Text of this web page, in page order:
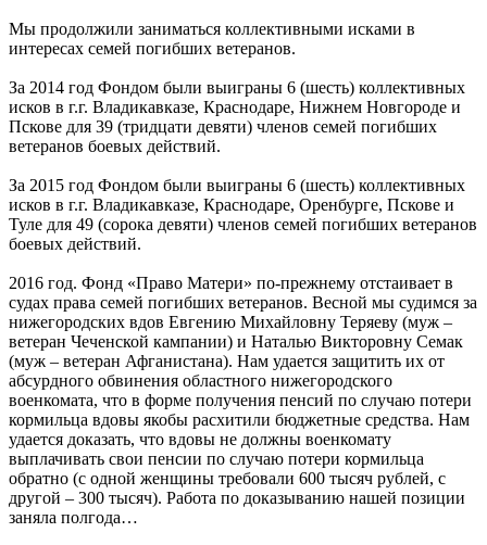
Мы продолжили заниматься коллективными исками в
интересах семей погибших ветеранов.
За 2014 год Фондом были выиграны 6 (шесть) коллективных
исков в г.г. Владикавказе, Краснодаре, Нижнем Новгороде и
Пскове для 39 (тридцати девяти) членов семей погибших
ветеранов боевых действий.
За 2015 год Фондом были выиграны 6 (шесть) коллективных
исков в г.г. Владикавказе, Краснодаре, Оренбурге, Пскове и
Туле для 49 (сорока девяти) членов семей погибших ветеранов
боевых действий.
2016 год. Фонд «Право Матери» по-прежнему отстаивает в
судах права семей погибших ветеранов. Весной мы судимся за
нижегородских вдов Евгению Михайловну Теряеву (муж –
ветеран Чеченской кампании) и Наталью Викторовну Семак
(муж – ветеран Афганистана). Нам удается защитить их от
абсурдного обвинения областного нижегородского
военкомата, что в форме получения пенсий по случаю потери
кормильца вдовы якобы расхитили бюджетные средства. Нам
удается доказать, что вдовы не должны военкомату
выплачивать свои пенсии по случаю потери кормильца
обратно (с одной женщины требовали 600 тысяч рублей, с
другой – 300 тысяч). Работа по доказыванию нашей позиции
заняла полгода…